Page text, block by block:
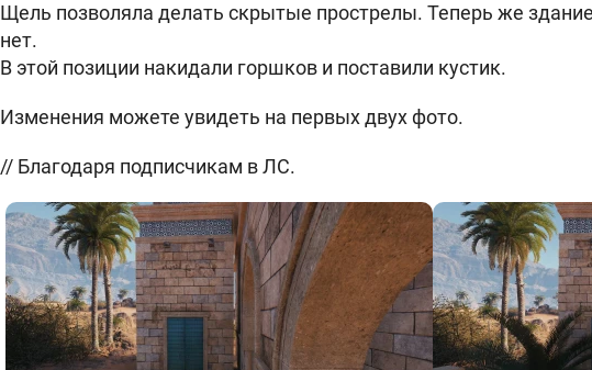
Щель позволяла делать скрытые прострелы. Теперь же
нет.
В этой позиции накидали горшков и поставили кустик.
Изменения можете увидеть на первых двух фото.
// Благодаря подписчикам в ЛС.